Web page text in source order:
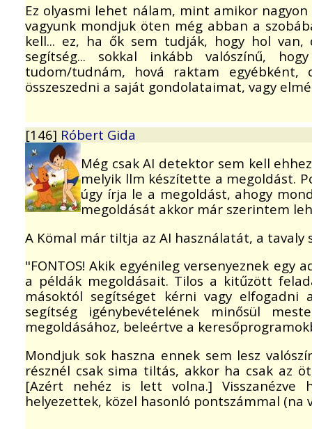
Ez olyasmi lehet nálam, mint amikor
vagyunk mondjuk öten még abban a
kell... ez, ha ők sem tudják, hogy hol
segítség... sokkal inkább valószínű,
tudom/tudnám, hová raktam
összeszedni a saját gondolataimat, vagy
[146] Róbert Gida
Még csak AI detektor sem kell
melyik llm készítette a megoldást.
úgy írja le a megoldást, ahogy
megoldását akkor már szerintem
A Kömal már tiltja az AI használatát, a
"FONTOS! Akik egyénileg versenyeznek
a példák megoldásait. Tilos a kitűzött
másoktól segítséget kérni vagy elfogadni
segítség igénybevételének minősül
megoldásához, beleértve a
Mondjuk sok haszna ennek sem lesz
résznél csak sima tiltás, akkor ha csak az
[Azért nehéz is lett volna.] Visszanézve
helyezettek, közel hasonló pontszámmal